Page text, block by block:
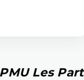
PMU Les